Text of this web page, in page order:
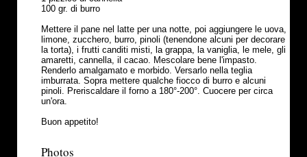
100 gr. di burro
Mettere il pane nel latte per una notte, poi aggiungere le uova,
limone, zucchero, burro, pinoli (tenendone alcuni per decorare
la torta), i frutti canditi misti, la grappa, la vaniglia, le mele, gli
amaretti, cannella, il cacao. Mescolare bene l'impasto.
Renderlo amalgamato e morbido. Versarlo nella teglia
imburrata. Sopra mettere qualche fiocco di burro e alcuni
pinoli. Preriscaldare il forno a 180°-200°. Cuocere per circa
un'ora.
Buon appetito!
Photos